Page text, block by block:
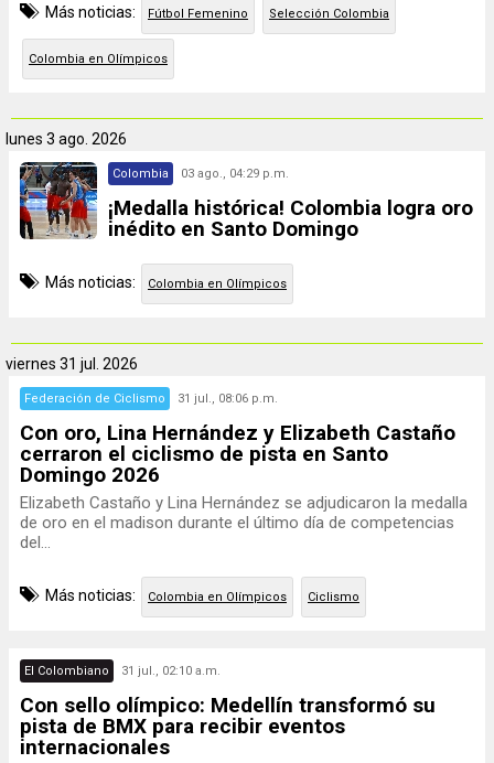
Más noticias: Fútbol Femenino Selección Colombia
Colombia en Olímpicos
lunes 3 ago. 2026
Colombia 03 ago., 04:29 p.m.
¡Medalla histórica! Colombia logra oro
inédito en Santo Domingo
Más noticias: Colombia en Olímpicos
viernes 31 jul. 2026
Federación de Ciclismo 31 jul., 08:06 p.m.
Con oro, Lina Hernández y Elizabeth Castaño
cerraron el ciclismo de pista en Santo
Domingo 2026
Elizabeth Castaño y Lina Hernández se adjudicaron la medalla
de oro en el madison durante el último día de competencias
del...
Más noticias: Colombia en Olímpicos Ciclismo
El Colombiano 31 jul., 02:10 a.m.
Con sello olímpico: Medellín transformó su
pista de BMX para recibir eventos
internacionales